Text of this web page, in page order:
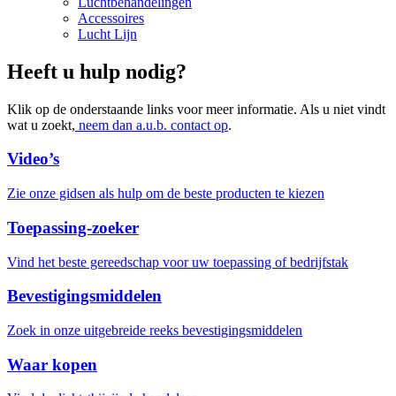
Accessoires
Lucht Lijn
Heeft u hulp nodig?
Klik op de onderstaande links voor meer informatie. Als u niet vindt
wat u zoekt, neem dan a.u.b. contact op.
Video’s
Zie onze gidsen als hulp om de beste producten te kiezen
Toepassing-zoeker
Vind het beste gereedschap voor uw toepassing of bedrijfstak
Bevestigingsmiddelen
Zoek in onze uitgebreide reeks bevestigingsmiddelen
Waar kopen